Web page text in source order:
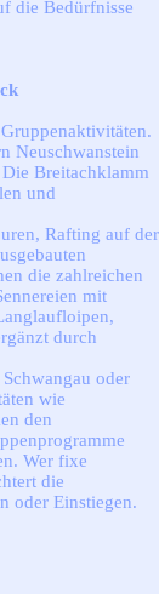
die Bedürfnisse
Neuschwanstein
Breitachklamm
und
Rafting auf der
die zahlreichen
mit
durch
oder
wie
den
Wer fixe
die
oder Einstiegen.